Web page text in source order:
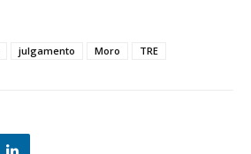
julgamento Moro TRE